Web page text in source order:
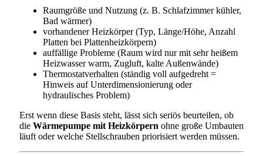
Raumgröße und Nutzung (z. B. Schlafzimmer kühler,
Bad wärmer)
vorhandener Heizkörper (Typ, Länge/Höhe, Anzahl
Platten bei Plattenheizkörpern)
auffällige Probleme (Raum wird nur mit sehr heißem
Heizwasser warm, Zugluft, kalte Außenwände)
Thermostatverhalten (ständig voll aufgedreht =
Hinweis auf Unterdimensionierung oder
hydraulisches Problem)
Erst wenn diese Basis steht, lässt sich seriös beurteilen, ob
die Wärmepumpe mit Heizkörpern ohne große Umbauten
läuft oder welche Stellschrauben priorisiert werden müssen.